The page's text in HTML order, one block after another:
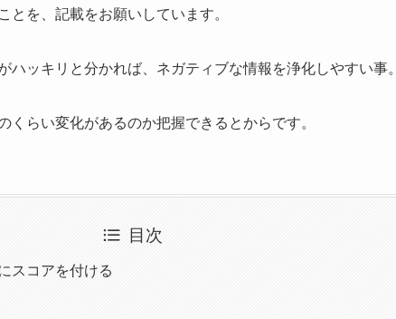
とを、記載をお願いしています。
ハッキリと分かれば、ネガティブな情報を浄化しやすい事。
くらい変化があるのか把握できるとからです。
目次
スコアを付ける